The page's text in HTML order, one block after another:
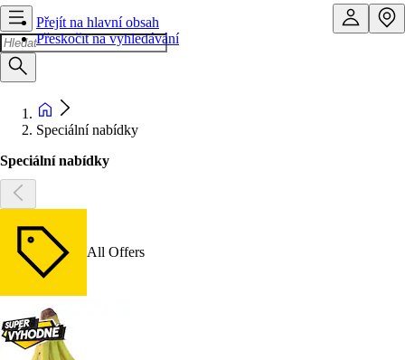
Přejít na hlavní obsah
Přeskočit na vyhledávání
Speciální nabídky
Speciální nabídky
All Offers